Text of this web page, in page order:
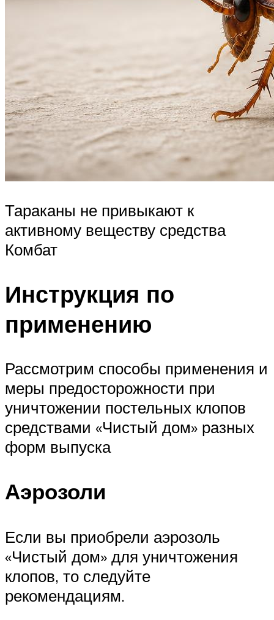
Тараканы не привыкают к
активному веществу средства
Комбат
Инструкция по
применению
Рассмотрим способы применения и
меры предосторожности при
уничтожении постельных клопов
средствами «Чистый дом» разных
форм выпуска
Аэрозоли
Если вы приобрели аэрозоль
«Чистый дом» для уничтожения
клопов, то следуйте
рекомендациям.